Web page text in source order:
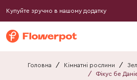
Купуйте зручно в нашому додатку
Головна / Кімнатні рослини /
/
Фікус бе